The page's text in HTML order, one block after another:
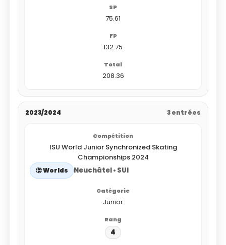
75.61
132.75
208.36
2023/2024 3 entrées
ISU World Junior Synchronized Skating
Championships 2024
Worlds Neuchâtel • SUI
Junior
4